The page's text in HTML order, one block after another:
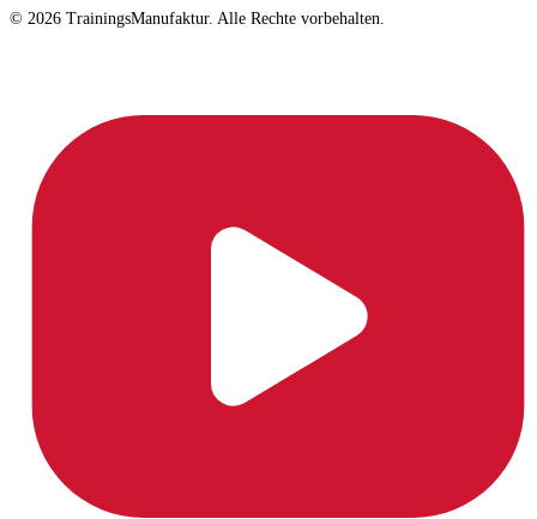
© 2026 TrainingsManufaktur. Alle Rechte vorbehalten.